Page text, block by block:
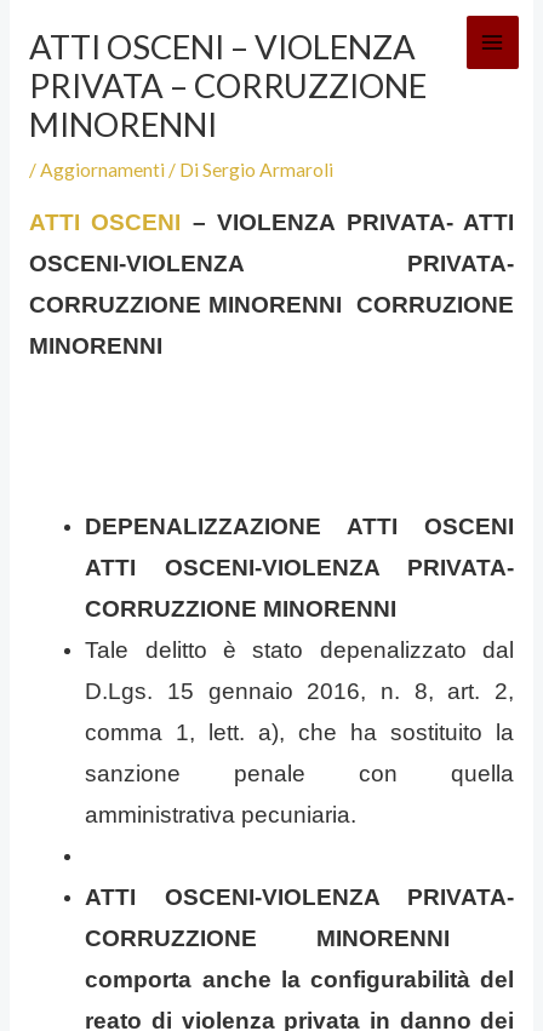
contenuto
ATTI OSCENI – VIOLENZA
PRIVATA – CORRUZZIONE
MINORENNI
/Aggiornamenti/ DiSergio Armaroli
ATTI OSCENI – VIOLENZA PRIVATA- ATTI
OSCENI-VIOLENZA PRIVATA-
CORRUZZIONE MINORENNI CORRUZIONE
MINORENNI
DEPENALIZZAZIONE ATTI OSCENI
ATTI OSCENI-VIOLENZA PRIVATA-
CORRUZZIONE MINORENNI
Tale delitto è stato depenalizzato dal
D.Lgs. 15 gennaio 2016, n. 8, art. 2,
comma 1, lett. a), che ha sostituito la
sanzione penale con quella
amministrativa pecuniaria.
ATTI OSCENI-VIOLENZA PRIVATA-
CORRUZZIONE MINORENNI
comporta anche la configurabilità del
reato di violenza privata in danno dei